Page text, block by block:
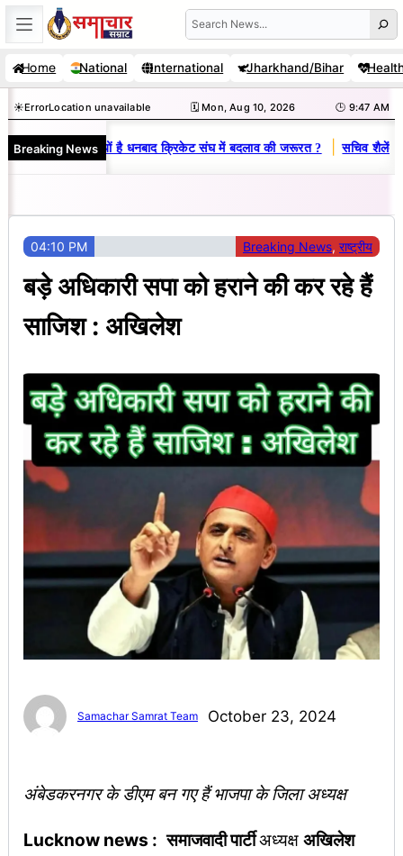
Skip
to
content
Search
Home National International Jharkhand/Bihar
☀️ErrorLocation unavailable 🗓️ Mon, Aug 10, 2026 🕒 9:47 AM
Breaking News
राज : जानें क्यों है धनबाद क्रिकेट संघ में बदलाव की जरूरत ? | सचिव शैलेंद्र
04:10 PM Breaking News, राष्ट्रीय
बड़े अधिकारी सपा को हराने की कर रहे हैं
साजिश : अखिलेश
Samachar Samrat Team October 23, 2024
अंबेडकरनगर के डीएम बन गए हैं भाजपा के जिला अध्यक्ष
Lucknow news : समाजवादी पार्टीअध्यक्ष अखिलेश